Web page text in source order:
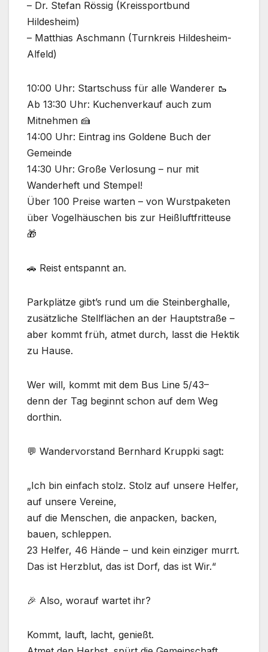
– Dr. Stefan Rössig (Kreissportbund
Hildesheim)
– Matthias Aschmann (Turnkreis Hildesheim-
Alfeld)
10:00 Uhr: Startschuss für alle Wanderer 🥾
Ab 13:30 Uhr: Kuchenverkauf auch zum
Mitnehmen 🍰
14:00 Uhr: Eintrag ins Goldene Buch der
Gemeinde
14:30 Uhr: Große Verlosung – nur mit
Wanderheft und Stempel!
Über 100 Preise warten – von Wurstpaketen
über Vogelhäuschen bis zur Heißluftfritteuse
🎁
🚗 Reist entspannt an.
Parkplätze gibt’s rund um die Steinberghalle,
zusätzliche Stellflächen an der Hauptstraße –
aber kommt früh, atmet durch, lasst die Hektik
zu Hause.
Wer will, kommt mit dem Bus Line 5/43–
denn der Tag beginnt schon auf dem Weg
dorthin.
💬 Wandervorstand Bernhard Kruppki sagt:
„Ich bin einfach stolz. Stolz auf unsere Helfer,
auf unsere Vereine,
auf die Menschen, die anpacken, backen,
bauen, schleppen.
23 Helfer, 46 Hände – und kein einziger murrt.
Das ist Herzblut, das ist Dorf, das ist Wir.“
🎉 Also, worauf wartet ihr?
Kommt, lauft, lacht, genießt.